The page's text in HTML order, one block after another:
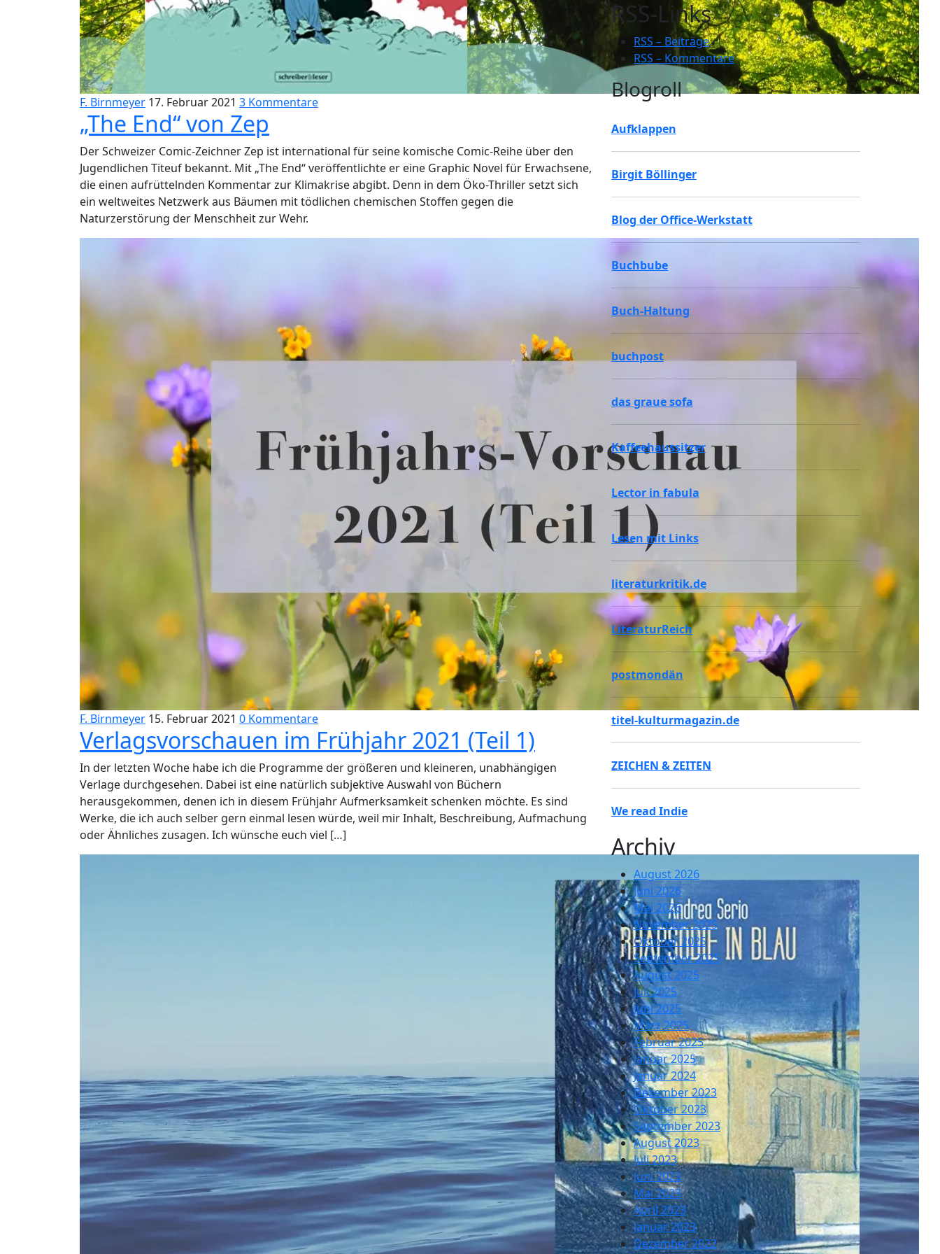
F. Birnmeyer 17. Februar 2021 3 Kommentare
„The End“ von Zep
Der Schweizer Comic-Zeichner Zep ist international für seine komische Comic-Reihe über den
Jugendlichen Titeuf bekannt. Mit „The End“ veröffentlichte er eine Graphic Novel für Erwachsene,
die einen aufrüttelnden Kommentar zur Klimakrise abgibt. Denn in dem Öko-Thriller setzt sich
ein weltweites Netzwerk aus Bäumen mit tödlichen chemischen Stoffen gegen die
Naturzerstörung der Menschheit zur Wehr.
F. Birnmeyer 15. Februar 2021 0 Kommentare
Verlagsvorschauen im Frühjahr 2021 (Teil 1)
In der letzten Woche habe ich die Programme der größeren und kleineren, unabhängigen
Verlage durchgesehen. Dabei ist eine natürlich subjektive Auswahl von Büchern
herausgekommen, denen ich in diesem Frühjahr Aufmerksamkeit schenken möchte. Es sind
Werke, die ich auch selber gern einmal lesen würde, weil mir Inhalt, Beschreibung, Aufmachung
oder Ähnliches zusagen. Ich wünsche euch viel […]
RSS-Links
RSS – Beiträge
RSS – Kommentare
Blogroll
Aufklappen
Birgit Böllinger
Blog der Office-Werkstatt
Buchbube
Buch-Haltung
buchpost
das graue sofa
Kaffeehaussitzer
Lector in fabula
Lesen mit Links
literaturkritik.de
LiteraturReich
postmondän
titel-kulturmagazin.de
ZEICHEN & ZEITEN
We read Indie
Archiv
August 2026
Juni 2026
Mai 2026
November 2025
Oktober 2025
September 2025
August 2025
Juli 2025
Juni 2025
März 2025
Februar 2025
Januar 2025
Januar 2024
Dezember 2023
Oktober 2023
September 2023
August 2023
Juli 2023
Juni 2023
Mai 2023
April 2023
Januar 2023
Dezember 2022